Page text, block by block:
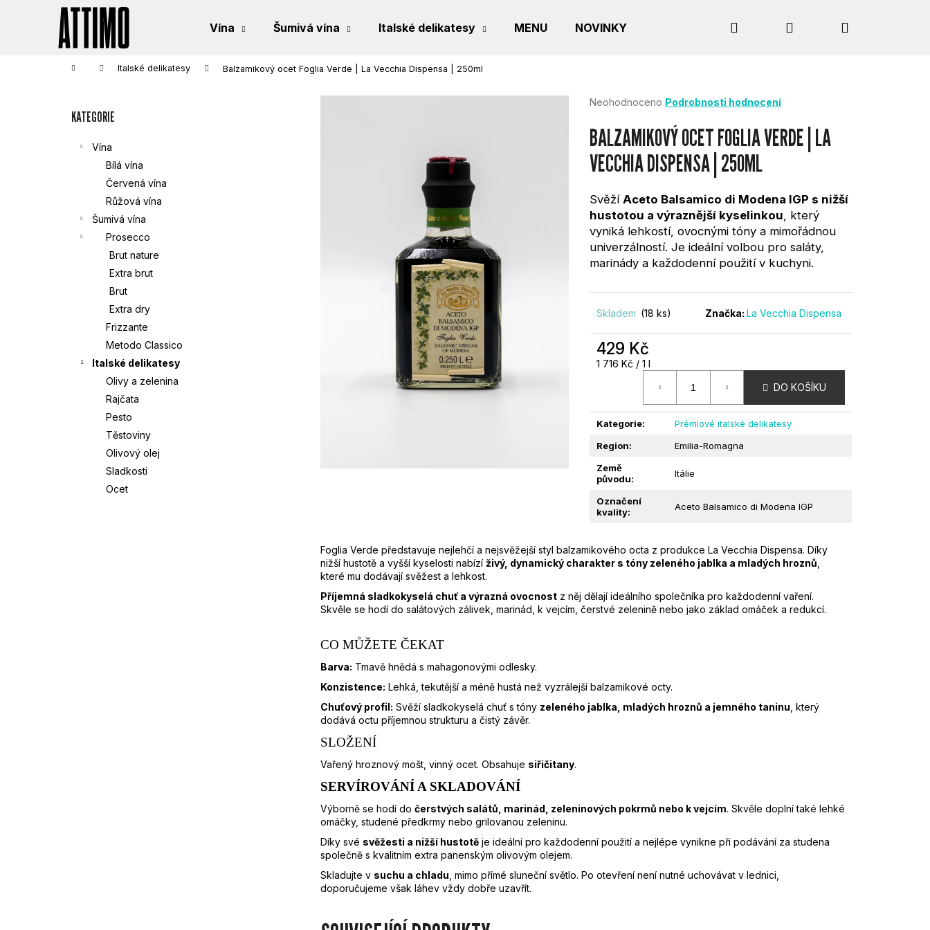
Vína Šumivá vína Italské delikatesy MENU NOVINKY Přihlášení
Domů Italské delikatesy Balzamikový ocet Foglia Verde | La Vecchia Dispensa | 250ml
Přeskočit
KATEGORIE
Vína
Bílá vína
Červená vína
Růžová vína
Šumivá vína
Prosecco
Brut nature
Extra brut
Brut
Extra dry
Frizzante
Metodo Classico
Italské delikatesy
Olivy a zelenina
Rajčata
Pesto
Těstoviny
Olivový olej
Sladkosti
Ocet
Průměrné
produktu
je
0,0
z
hvězdiček.
Neohodnoceno Podrobnosti hodnocení
BALZAMIKOVÝ OCET FOGLIA VERDE | LA
VECCHIA DISPENSA | 250ML
Svěží Aceto Balsamico di Modena IGP s nižší
hustotou a výraznější kyselinkou , který
vyniká lehkostí, ovocnými tóny a mimořádnou
univerzálností. Je ideální volbou pro saláty,
marinády a každodenní použití v kuchyni.
Skladem (18 ks) Značka:La Vecchia Dispensa
429 Kč
Měrná
1 716 Kč / 1 l
DO KOŠÍKU
Kategorie:
Prémiové italské delikatesy
Region:
Emilia-Romagna
Země
původu: Itálie
Označení
kvality: Aceto Balsamico di Modena IGP
Foglia Verde představuje nejlehčí a nejsvěžejší styl balzamikového octa z produkce La Vecchia Dispensa. Díky
nižší hustotě a vyšší kyselosti nabízí živý, dynamický charakter s tóny zeleného jablka a mladých hroznů
které mu dodávají svěžest a lehkost.
Příjemná sladkokyselá chuť a výrazná ovocnost z něj dělají ideálního společníka pro každodenní vaření.
Skvěle se hodí do salátových zálivek, marinád, k vejcím, čerstvé zelenině nebo jako základ omáček a redukcí.
CO MŮŽETE ČEKAT
Barva: Tmavě hnědá s mahagonovými odlesky.
Konzistence: Lehká, tekutější a méně hustá než vyzrálejší balzamikové octy.
Chuťový profil: Svěží sladkokyselá chuť s tóny zeleného jablka, mladých hroznů a jemného taninu , který
dodává octu příjemnou strukturu a čistý závěr.
SLOŽENÍ
Vařený hroznový mošt, vinný ocet. Obsahuje siřičitany.
SERVÍROVÁNÍ A SKLADOVÁNÍ
Výborně se hodí do čerstvých salátů, marinád, zeleninových pokrmů nebo k vejcím. Skvěle doplní také lehké
omáčky, studené předkrmy nebo grilovanou zeleninu.
Díky své svěžesti a nižší hustotě je ideální pro každodenní použití a nejlépe vynikne při podávání za studena
společně s kvalitním extra panenským olivovým olejem.
Skladujte v suchu a chladu , mimo přímé sluneční světlo. Po otevření není nutné uchovávat v lednici,
doporučujeme však láhev vždy dobře uzavřít.
Zpět
Zpět
CO POTŘEBUJETE NAJÍT?
DOPORUČUJEME
OLIVOVÝ OLEJ EXTRA VIRGIN |
SALVAGNO | 5L
2 290 Kč
CANOVA VERONESE ROSSO IGT | CÀ
ZELENÉ OLIVY DOLCI VE SLANÉM
NÁLEVU | REDORO | 1KG